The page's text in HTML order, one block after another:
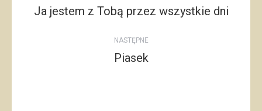
navigation
Poprzedni
Ja jestem z Tobą przez wszystkie dni
NASTĘPNE
Następny
Piasek